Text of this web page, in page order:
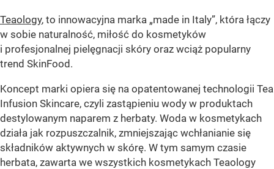
Teaology, to innowacyjna marka „made in Italy”, która łączy
w sobie naturalność, miłość do kosmetyków
i profesjonalnej pielęgnacji skóry oraz wciąż popularny
trend SkinFood.
Koncept marki opiera się na opatentowanej technologii Tea
Infusion Skincare, czyli zastąpieniu wody w produktach
destylowanym naparem z herbaty. Woda w kosmetykach
działa jak rozpuszczalnik, zmniejszając wchłanianie się
składników aktywnych w skórę. W tym samym czasie
herbata, zawarta we wszystkich kosmetykach Teaology